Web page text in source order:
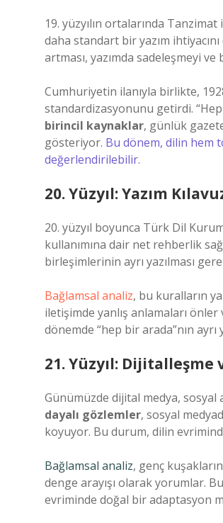
19. yüzyılın ortalarında
daha standart bir yazım
artması, yazımda sadeleşmeyi
Cumhuriyetin ilanıyla birlikte,
standardizasyonunu getirdi. “Hep
birincil kaynaklar, günlük
gösteriyor. Bu dönem, dilin hem
değerlendirilebilir.
20. Yüzyıl: Yazım
20. yüzyıl boyunca Türk Dil
kullanımına dair net rehberlik
birleşimlerinin ayrı yazılması
Bağlamsal analiz, bu kuralların
iletişimde yanlış anlamaları
dönemde “hep bir arada”nın ayrı
21. Yüzyıl: Dijitalleşme
Günümüzde dijital medya, sosyal
dayalı gözlemler, sosyal
koyuyor. Bu durum, dilin
Bağlamsal analiz, genç
denge arayışı olarak yorumlar.
evriminde doğal bir adaptasyon